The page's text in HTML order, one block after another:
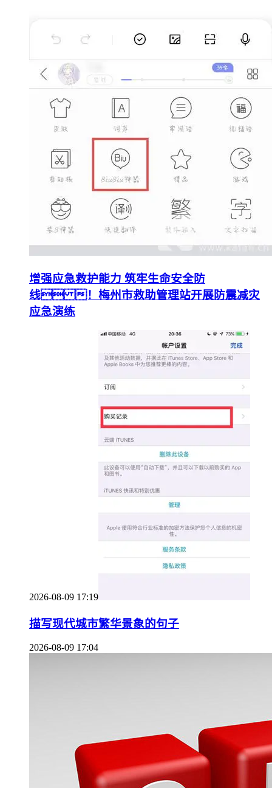
增强应急救护能力 筑牢生命安全防
线 ！梅州市救助管理站开展防震减灾
应急演练
2026-08-09 17:19
描写现代城市繁华景象的句子
2026-08-09 17:04